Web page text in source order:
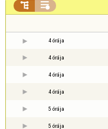
 
4 órája
4 órája
4 órája
4 órája
5 órája
5 órája